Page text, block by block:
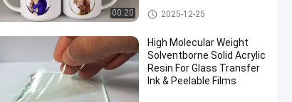
00:20
Solventbasierte feste Acrylhar
ze
2025-12-25
High Molecular Weight
Solventborne Solid Acrylic
Resin For Glass Transfer
Ink & Peelable Films